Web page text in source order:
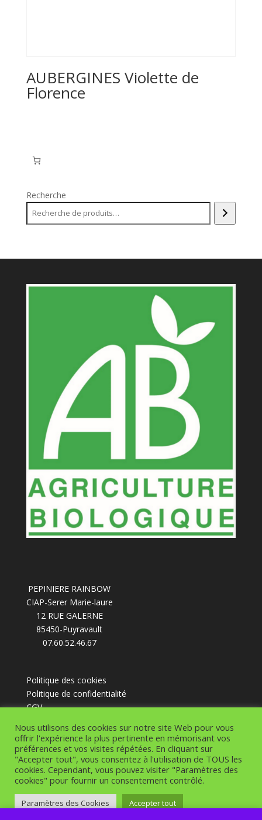
AUBERGINES Violette de
Florence
Recherche
PEPINIERE RAINBOW
CIAP-Serer Marie-laure
12 RUE GALERNE
85450-Puyravault
07.60.52.46.67
Politique des cookies
Politique de confidentialité
CGV
Design deElegant Themes| Propulsé par
WordPress
Nous utilisons des cookies sur notre site Web pour vous
offrir l'expérience la plus pertinente en mémorisant vos
préférences et vos visites répétées. En cliquant sur
"Accepter tout", vous consentez à l'utilisation de TOUS les
cookies. Cependant, vous pouvez visiter "Paramètres des
cookies" pour fournir un consentement contrôlé.
Paramètres des Cookies Accepter tout